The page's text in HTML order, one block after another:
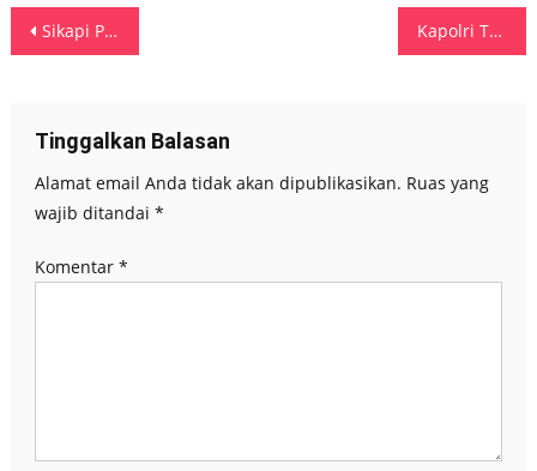
Navigasi
Sikapi Persoalan Di Pasar Mardika, Kapolda Maluku Himbau Semua Pihak Selesaikan Dengan Cara Baik Dan Humanis Kapolri Tegaskan Pecat Anggota Yang Melanggar Hukum
Tinggalkan Balasan
Alamat email Anda tidak akan dipublikasikan. Ruas yang
wajib ditandai *
Komentar *